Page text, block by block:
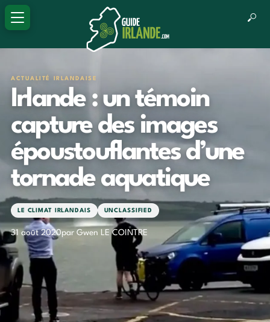
ACTUALITÉ IRLANDAISE
Irlande : un témoin
capture des images
époustouflantes d’une
tornade aquatique
LE CLIMAT IRLANDAIS UNCLASSIFIED
31 août 2020par Gwen LE COINTRE